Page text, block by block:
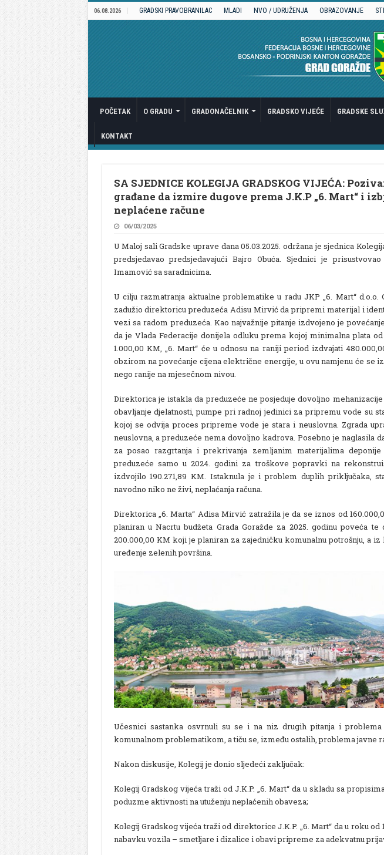
06.08.2026 GRADSKI PRAVOBRANILAC MLADI NVO / UDRUŽENJA OBRAZOVANJE
POČETAK O GRADU GRADONAČELNIK GRADSKO VIJEĆE GRADSKE
KONTAKT
SA SJEDNICE KOLEGIJA GRADSKOG VIJEĆA:
građane da izmire dugove prema J.K.P „6. Mart“ i
neplaćene račune
06/03/2025
U Maloj sali Gradske uprave dana 05.03.2025. održana je sjednica
predsjedavao predsjedavajući Bajro Obuća. Sjednici je
Imamović sa saradnicima.
U cilju razmatranja aktualne problematike u radu JKP „6. Mart“ d.o.o.
zadužio direktoricu preduzeća Adisu Mirvić da pripremi materijal i
vezi sa radom preduzeća. Kao najvažnije pitanje izdvojeno je
da je Vlada Federacije donijela odluku prema kojoj minimalna plata od
1.000,00 KM, „6. Mart“ će u odnosu na raniji period izdvajati
obzirom na povećanje cijena električne energije, u ovu namjenu će se
nego ranije na mjesečnom nivou.
Direktorica je istakla da preduzeće ne posjeduje dovoljno
obavljanje djelatnosti, pumpe pri radnoj jedinici za pripremu vode su
kojoj se odvija proces pripreme vode je stara i neuslovna. Zgrada
neuslovna, a preduzeće nema dovoljno kadrova. Posebno je naglasila
za posao razgrtanja i prekrivanja zemljanim materijalima
preduzeće samo u 2024. godini za troškove popravki na
izdvojilo 190.271,89 KM. Istaknula je i problem duplih priključaka,
navodno niko ne živi, neplaćanja računa.
Direktorica „6. Marta“ Adisa Mirvić zatražila je da se iznos od
planiran u Nacrtu budžeta Grada Goražde za 2025. godinu poveća
200.000,00 KM koji je planiran za zajedničku komunalnu potrošnju, a
uređenje zelenih površina.
Učesnici sastanka osvrnuli su se i na niz drugih pitanja i
komunalnom problematikom, a tiču se, između ostalih, problema javne
Nakon diskusije, Kolegij je donio sljedeći zaključak:
Kolegij Gradskog vijeća traži od J.K.P. „6. Mart“ da u skladu sa
poduzme aktivnosti na utuženju neplaćenih obaveza;
Kolegij Gradskog vijeća traži od direktorice J.K.P. „6. Mart“ da u roku od
nabavku vozila – smetljare i dizalice i obavi pripreme za adekvatnu